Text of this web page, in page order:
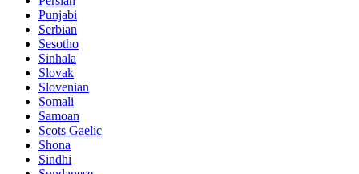
Punjabi
Serbian
Sesotho
Sinhala
Slovak
Slovenian
Somali
Samoan
Scots Gaelic
Shona
Sindhi